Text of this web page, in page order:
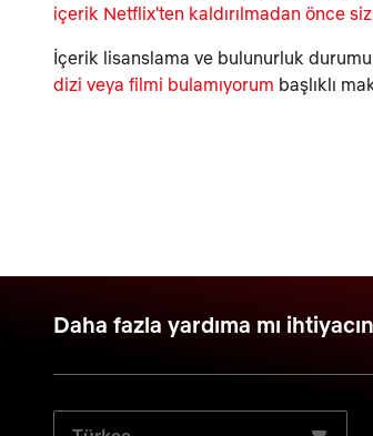
içerik Netflix'ten kaldırılmadan önce
İçerik lisanslama ve bulunurluk
dizi veya filmi bulamıyorum başlıklı
Daha fazla yardıma mı
TERCIH ETTIĞINIZ DILI SEÇIN: